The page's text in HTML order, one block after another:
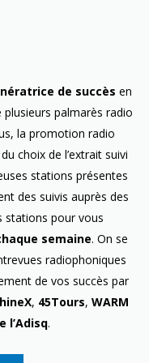
de succès en
palmarès radio
la promotion radio
du choix de l’extrait suivi
stations présentes
des suivis auprès des
stations pour vous
semaine. On se
radiophoniques
de vos succès par
, 45Tours, WARM
l’Adisq.